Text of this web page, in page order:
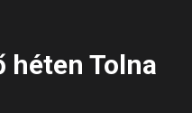
héten Tolna